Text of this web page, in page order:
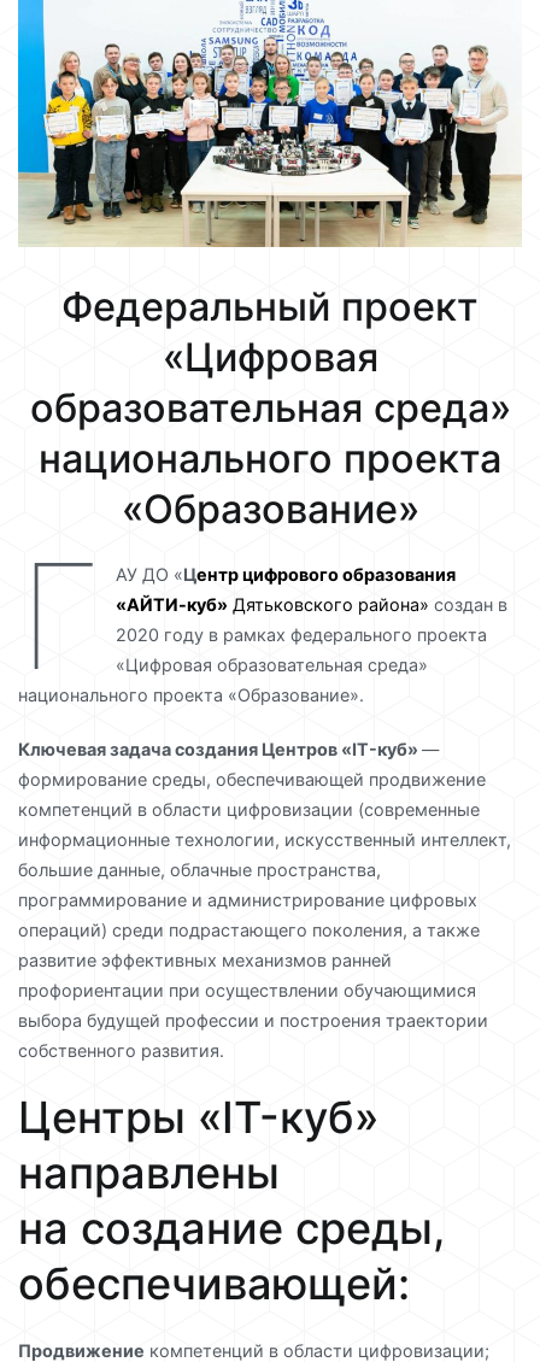
Федеральный проект
«Цифровая
образовательная среда»
национального проекта
«Образование»
Г АУ ДО «Центр цифрового образования
«АЙТИ-куб» Дятьковского района» создан в
2020 году в рамках федерального проекта
«Цифровая образовательная среда»
национального проекта «Образование».
Ключевая задача создания Центров «IT-куб» —
формирование среды, обеспечивающей продвижение
компетенций в области цифровизации (современные
информационные технологии, искусственный интеллект,
большие данные, облачные пространства,
программирование и администрирование цифровых
операций) среди подрастающего поколения, а также
развитие эффективных механизмов ранней
профориентации при осуществлении обучающимися
выбора будущей профессии и построения траектории
собственного развития.
Центры «IT-куб»
направлены
на создание среды,
обеспечивающей:
Продвижение компетенций в области цифровизации;